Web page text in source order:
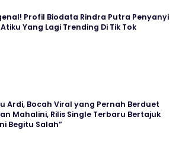
Profil Biodata Rindra Putra Penyanyi
Yang Lagi Trending Di Tik Tok
Ardi, Bocah Viral yang Pernah Berduet
Mahalini, Rilis Single Terbaru Bertajuk
Begitu Salah”